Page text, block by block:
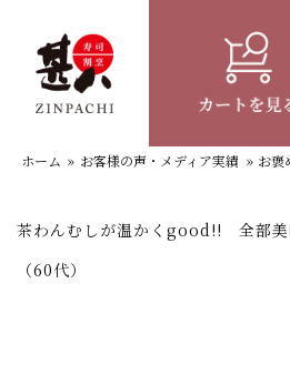
お褒めのお
ホーム » お客様の声・メディア実績 » お褒
茶わんむしが温かくgood!! 全部美
（60代）